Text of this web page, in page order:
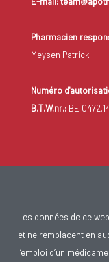
Pharmacien
Meysen Patrick
Numéro
B.T.W.nr.:BE
Les données de ce
et ne remplacent en
l’emploi d’un